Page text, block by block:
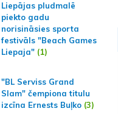
Liepājas pludmalē
piekto gadu
norisināsies sporta
festivāls "Beach Games
Liepaja"(1)
"BL Serviss Grand
Slam" čempiona titulu
izcīna Ernests Buļko(3)